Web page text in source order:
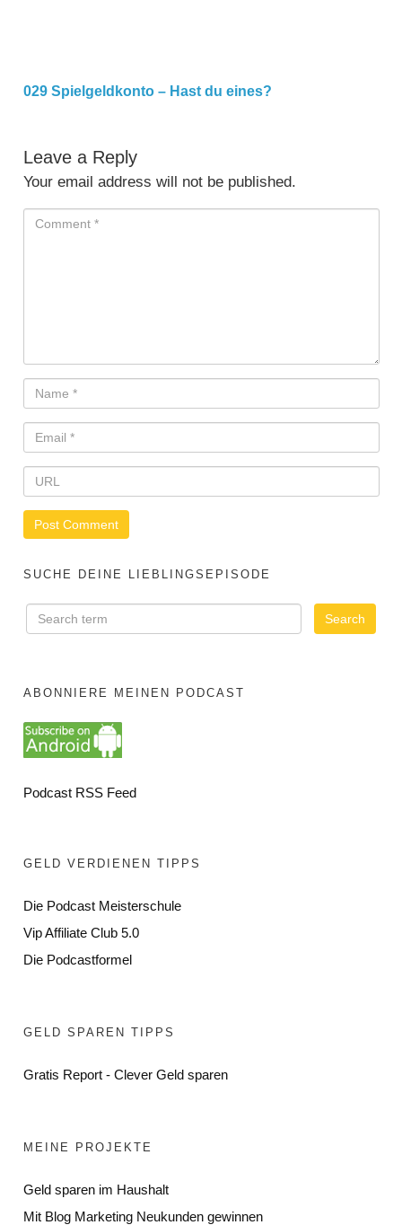
029 Spielgeldkonto – Hast du eines?
Leave a Reply
Your email address will not be published.
SUCHE DEINE LIEBLINGSEPISODE
ABONNIERE MEINEN PODCAST
Podcast RSS Feed
GELD VERDIENEN TIPPS
Die Podcast Meisterschule
Vip Affiliate Club 5.0
Die Podcastformel
GELD SPAREN TIPPS
Gratis Report - Clever Geld sparen
MEINE PROJEKTE
Geld sparen im Haushalt
Mit Blog Marketing Neukunden gewinnen